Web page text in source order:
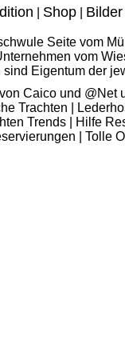
Shop Bilder
Seite vom
vom
Eigentum der
Caico und
Trachten
Trends
Hilfe
Tolle